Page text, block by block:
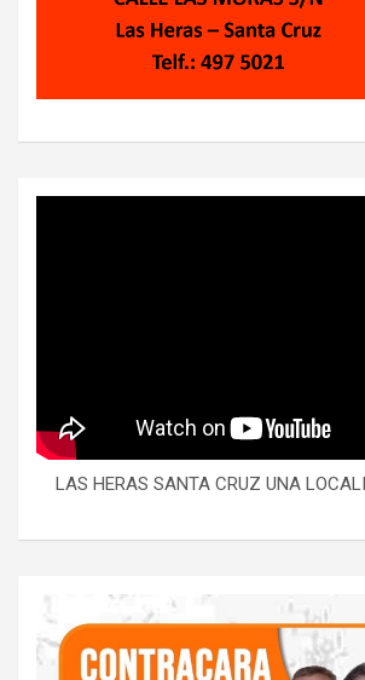
LAS HERAS SANTA CRUZ UNA